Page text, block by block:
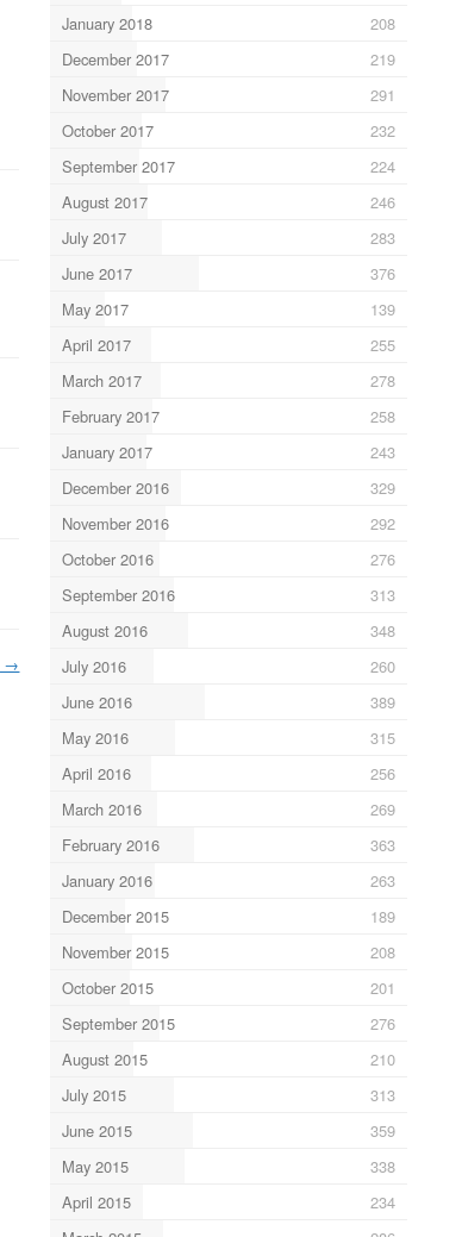
→
January 2018
208
December 2017
219
November 2017
291
October 2017
232
September 2017
224
August 2017
246
July 2017
283
June 2017
376
May 2017
139
April 2017
255
March 2017
278
February 2017
258
January 2017
243
December 2016
329
November 2016
292
October 2016
276
September 2016
313
August 2016
348
July 2016
260
June 2016
389
May 2016
315
April 2016
256
March 2016
269
February 2016
363
January 2016
263
December 2015
189
November 2015
208
October 2015
201
September 2015
276
August 2015
210
July 2015
313
June 2015
359
May 2015
338
April 2015
234